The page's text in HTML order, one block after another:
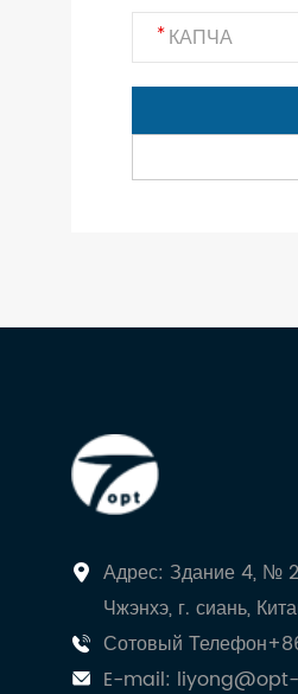
Адрес: Здание 4, №
Чжэнхэ, г. сиань,
Сотовый
E-mail: